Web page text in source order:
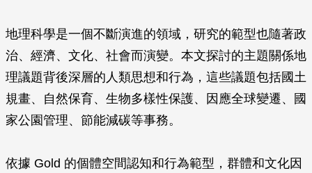
地理科學是一個不斷演進的領域，研究的範型也隨著政
治、經濟、文化、社會而演變。本文探討的主題關係地
理議題背後深層的人類思想和行為，這些議題包括國土
規畫、自然保育、生物多樣性保護、因應全球變遷、國
家公園管理、節能減碳等事務。
依據 Gold 的個體空間認知和行為範型，群體和文化因